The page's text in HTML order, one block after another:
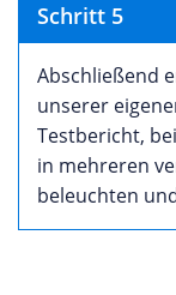
Schritt 5
Abschließend
unserer
Testbericht,
in mehreren
beleuchten